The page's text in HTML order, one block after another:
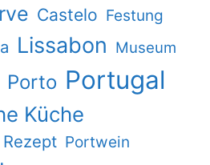
Castelo Festung
Lissabon Museum
Porto Portugal
Küche
Portwein